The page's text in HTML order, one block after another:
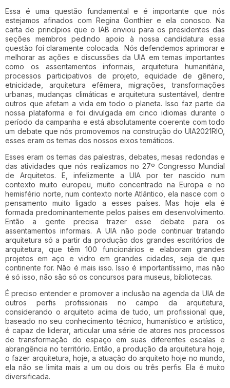
Essa é uma questão fundamental e é importante que nós
estejamos afinados com Regina Gonthier e ela conosco. Na
carta de princípios que o IAB enviou para os presidentes das
seções membros pedindo apoio à nossa candidatura essa
questão foi claramente colocada. Nós defendemos aprimorar e
melhorar as ações e discussões da UIA em temas importantes
como os assentamentos informais, arquitetura humanitária,
processos participativos de projeto, equidade de gênero,
etnicidade, arquitetura efêmera, migrações, transformações
urbanas, mudanças climáticas e arquitetura sustentável, dentre
outros que afetam a vida em todo o planeta. Isso faz parte da
nossa plataforma e foi divulgada em cinco idiomas durante o
período da campanha e está absolutamente coerente com todo
um debate que nós promovemos na construção do UIA2021RIO,
esses eram os temas dos nossos eixos temáticos.
Esses eram os temas das palestras, debates, mesas redondas e
das atividades que nós realizamos no 27º Congresso Mundial
de Arquitetos. E, infelizmente a UIA por ter nascido num
contexto muito europeu, muito concentrado na Europa e no
hemisfério norte, num contexto norte Atlântico, ela nasce com o
pensamento muito ligado a esses países. Mas hoje ela é
formada predominantemente pelos países em desenvolvimento.
Então a gente precisa trazer esse debate para os
assentamentos informais. A UIA não pode continuar tratando
arquitetura só a partir da produção dos grandes escritórios de
arquitetura, que têm 100 funcionários e elaboram grandes
projetos em aço e vidro em grandes cidades, seja de que
continente for. Não é mais isso. Isso é importantíssimo, mas não
é só isso, não são só os concursos para museus, bibliotecas.
É preciso entender e promover a inclusão na agenda da UIA de
outros perfis profissionais no campo da arquitetura,
considerando o arquiteto acima de tudo, um profissional que,
baseado no seu conhecimento técnico, humanístico e artístico,
é capaz de liderar, articular uma série de atores nos processos
de transformação do espaço em suas diferentes escalas e
abrangência no território. Então, a produção da arquitetura hoje,
o fazer arquitetura, hoje, a atuação do arquiteto hoje no mundo,
ela não se limita mais a um ou dois ou três perfis. Ela é muito
diversificada.